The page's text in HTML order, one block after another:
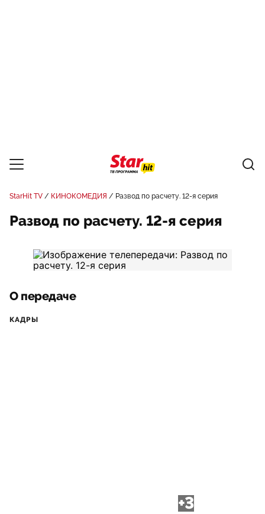
StarHit TV КИНОКОМЕДИЯ Развод по расчету. 12-я серия
Развод по расчету. 12-я серия
О передаче
КАДРЫ
+3